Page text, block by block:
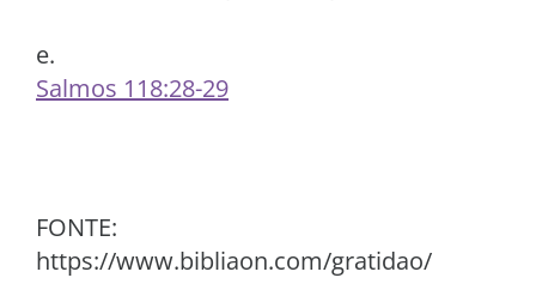
e.
Salmos 118:28-29
FONTE:
https://www.bibliaon.com/gratidao/